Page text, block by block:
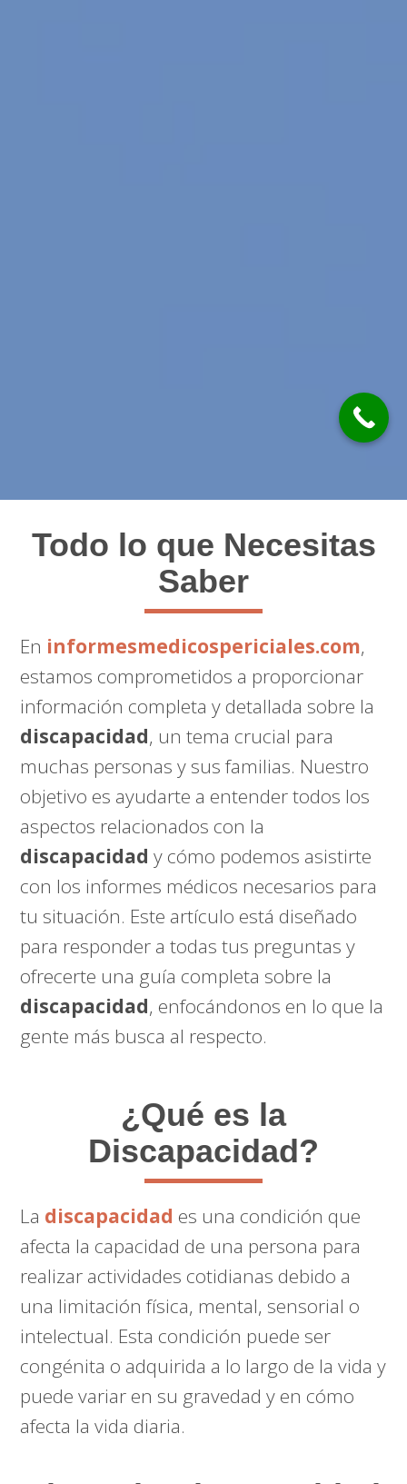
Todo lo que Necesitas
Saber
En informesmedicospericiales.com,
estamos comprometidos a proporcionar
información completa y detallada sobre la
discapacidad, un tema crucial para
muchas personas y sus familias. Nuestro
objetivo es ayudarte a entender todos los
aspectos relacionados con la
discapacidady cómo podemos asistirte
con los informes médicos necesarios para
tu situación. Este artículo está diseñado
para responder a todas tus preguntas y
ofrecerte una guía completa sobre la
discapacidad, enfocándonos en lo que la
gente más busca al respecto.
¿Qué es la
Discapacidad?
La discapacidad es una condición que
afecta la capacidad de una persona para
realizar actividades cotidianas debido a
una limitación física, mental, sensorial o
intelectual. Esta condición puede ser
congénita o adquirida a lo largo de la vida y
puede variar en su gravedad y en cómo
afecta la vida diaria.